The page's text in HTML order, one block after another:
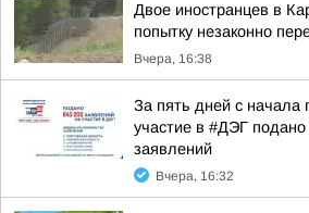
Двое иностранцев в
попытку незаконно
Вчера, 16:38
За пять дней с начала
участие в #ДЭГ
заявлений
Вчера, 16:32